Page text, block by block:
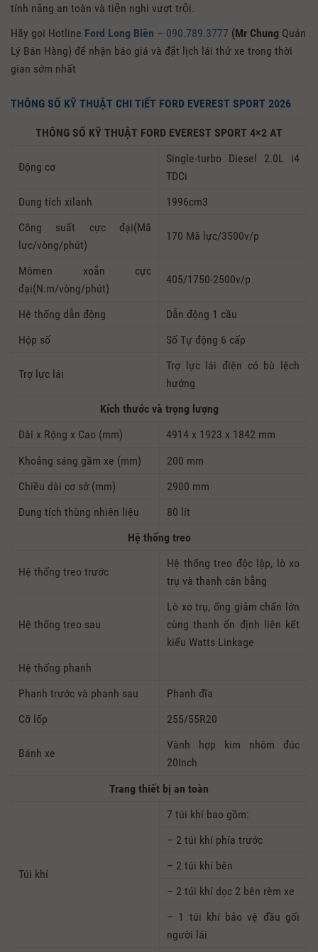
tính năng an toàn và tiện nghi vượt trội.
Hãy gọi Hotline Ford Long Biên – 090.789.3777 (Mr Chung Quản
Lý Bán Hàng) để nhận báo giá và đặt lịch lái thử xe trong thời
gian sớm nhất
THÔNG SỐ KỸ THUẬT CHI TIẾT FORD EVEREST SPORT 2026
THÔNG SỐ KỸ THUẬT FORD EVEREST SPORT 4×2 AT
Động cơ
Single-turbo Diesel 2.0L i4
TDCi
Dung tích xilanh
1996cm3
Công suất cực đại(Mã
lực/vòng/phút)
170 Mã lực/3500v/p
Mômen xoắn cực
đại(N.m/vòng/phút)
405/1750-2500v/p
Hệ thống dẫn động
Dẫn động 1 cầu
Hộp số
Số Tự động 6 cấp
Trợ lực lái
Trợ lực lái điện có bù lệch
hướng
Kích thước và trọng lượng
Dài x Rộng x Cao (mm)
4914 x 1923 x 1842 mm
Khoảng sáng gầm xe (mm)
200 mm
Chiều dài cơ sở (mm)
2900 mm
Dung tích thùng nhiên liệu
80 lít
Hệ thống treo
Hệ thống treo trước
Hệ thống treo độc lập, lò xo
trụ và thanh cân bằng
Hệ thống treo sau
Lò xo trụ, ống giảm chấn lớn
cùng thanh ổn định liên kết
kiểu Watts Linkage
Hệ thống phanh
Phanh trước và phanh sau
Phanh đĩa
Cỡ lốp
255/55R20
Bánh xe
Vành hợp kim nhôm đúc
20Inch
Trang thiết bị an toàn
Túi khí
7 túi khí bao gồm:
– 2 túi khí phía trước
– 2 túi khí bên
– 2 túi khí dọc 2 bên rèm xe
– 1 túi khí bảo vệ đầu gối
người lái